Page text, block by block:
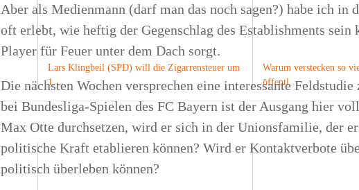
Lars Klingbeil (SPD) will die Zigarrensteuer um
1…
Warum verstecken so
öffentl…
Aber als Medienmann (darf man das noch sagen?) habe ich in
oft erlebt, wie heftig der Gegenschlag des Establishments sein
Player für Feuer unter dem Dach sorgt.
Die nächsten Wochen versprechen eine interessante Feldstudie
bei Bundesliga-Spielen des FC Bayern ist der Ausgang hier
Max Otte durchsetzen, wird er sich in der Unionsfamilie, der
politische Kraft etablieren können? Wird er Kontaktverbote
politisch überleben können?